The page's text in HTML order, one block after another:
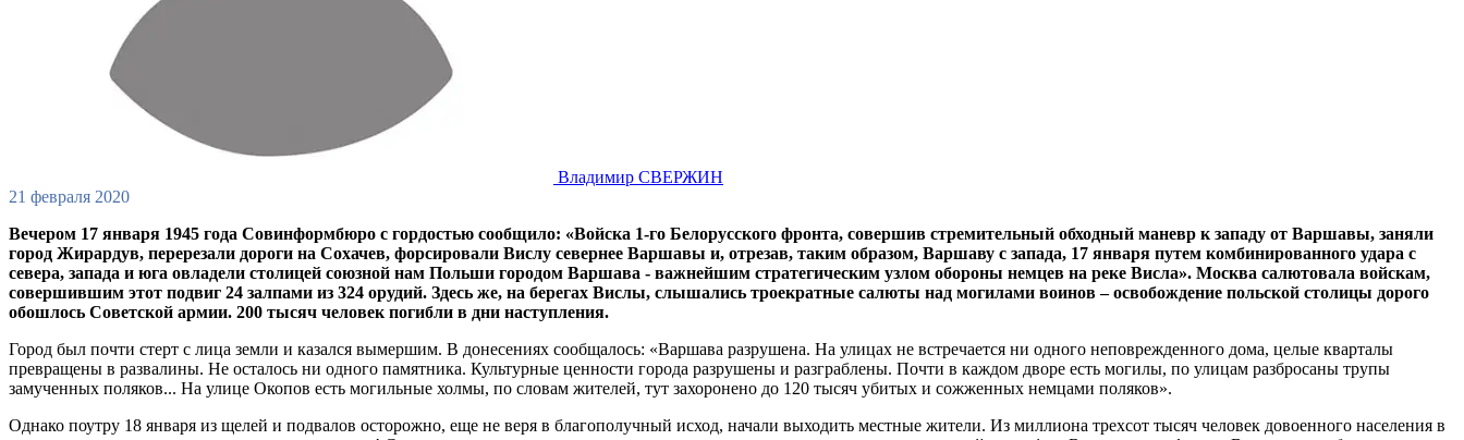
Владимир СВЕРЖИН
21 февраля 2020
Вечером 17 января 1945 года Совинформбюро с гордостью сообщило: «Войска 1-го Белорусского фронта, совершив стремительный обходный маневр к западу от Варшавы, заняли
город Жирардув, перерезали дороги на Сохачев, форсировали Вислу севернее Варшавы и, отрезав, таким образом, Варшаву с запада, 17 января путем комбинированного удара с
севера, запада и юга овладели столицей союзной нам Польши городом Варшава - важнейшим стратегическим узлом обороны немцев на реке Висла». Москва салютовала войскам,
совершившим этот подвиг 24 залпами из 324 орудий. Здесь же, на берегах Вислы, слышались троекратные салюты над могилами воинов – освобождение польской столицы дорого
обошлось Советской армии. 200 тысяч человек погибли в дни наступления.
Город был почти стерт с лица земли и казался вымершим. В донесениях сообщалось: «Варшава разрушена. На улицах не встречается ни одного неповрежденного дома, целые кварталы
превращены в развалины. Не осталось ни одного памятника. Культурные ценности города разрушены и разграблены. Почти в каждом дворе есть могилы, по улицам разбросаны трупы
замученных поляков... На улице Окопов есть могильные холмы, по словам жителей, тут захоронено до 120 тысяч убитых и сожженных немцами поляков».
Однако поутру 18 января из щелей и подвалов осторожно, еще не веря в благополучный исход, начали выходить местные жители. Из миллиона трехсот тысяч человек довоенного населения в